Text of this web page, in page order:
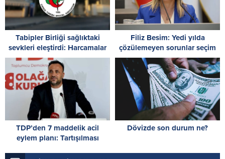
Tabipler Birliği sağlıktaki
sevkleri eleştirdi: Harcamalar
kamuoyuyla paylaşılmalı!
Filiz Besim: Yedi yılda
çözülemeyen sorunlar seçim
öncesinde verilen vaatlerle
çözülemez
TDP’den 7 maddelik acil
eylem planı: Tartışılması
Dövizde son durum ne?